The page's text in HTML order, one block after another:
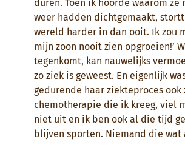
duren. Toen ik hoorde waarom ze
weer hadden dichtgemaakt,
wereld harder in dan ooit. Ik zou
mijn zoon nooit zien opgroeien!’
tegenkomt, kan nauwelijks
zo ziek is geweest. En eigenlijk
gedurende haar ziekteproces ook
chemotherapie die ik kreeg, viel
niet uit en ik ben ook al die tijd
blijven sporten. Niemand die wat